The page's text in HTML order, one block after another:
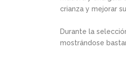
crianza y mejorar
Durante la
mostrándose